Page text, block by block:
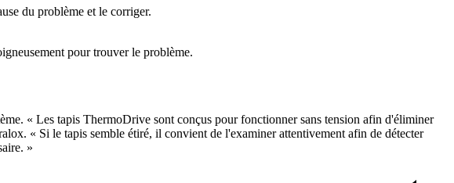
du problème et le corriger.
pour trouver le problème.
« Les tapis ThermoDrive sont conçus pour fonctionner sans tension afin d'éliminer
« Si le tapis semble étiré, il convient de l'examiner attentivement afin de détecter
»